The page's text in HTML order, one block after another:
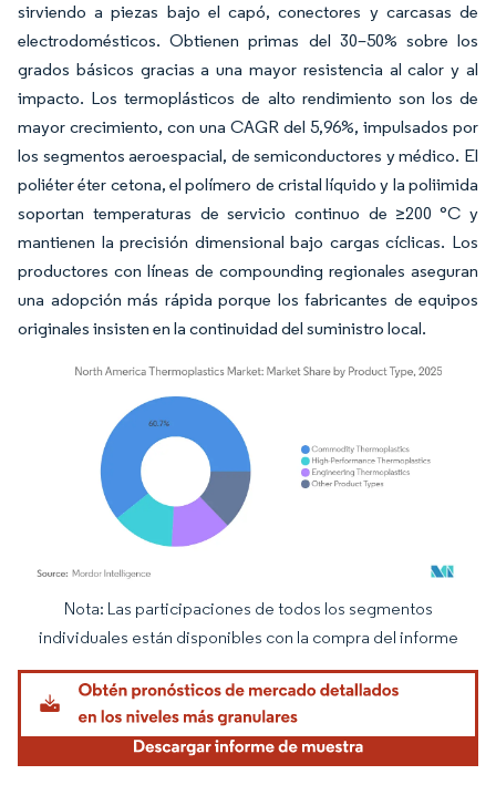
sirviendo a piezas bajo el capó, conectores y carcasas de
electrodomésticos. Obtienen primas del 30–50% sobre los
grados básicos gracias a una mayor resistencia al calor y al
impacto. Los termoplásticos de alto rendimiento son los de
mayor crecimiento, con una CAGR del 5,96%, impulsados por
los segmentos aeroespacial, de semiconductores y médico. El
poliéter éter cetona, el polímero de cristal líquido y la poliimida
soportan temperaturas de servicio continuo de ≥200 °C y
mantienen la precisión dimensional bajo cargas cíclicas. Los
productores con líneas de compounding regionales aseguran
una adopción más rápida porque los fabricantes de equipos
originales insisten en la continuidad del suministro local.
Imagen © Mordor Intelligence. El uso requiere atribución según CC BY 4.0.
Nota: Las participaciones de todos los segmentos
individuales están disponibles con la compra del informe